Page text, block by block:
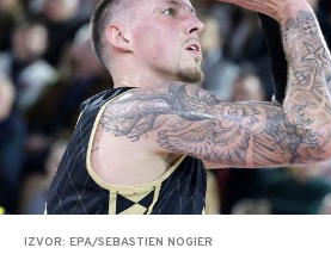
IZVOR: EPA/SEBASTIEN NOGIER